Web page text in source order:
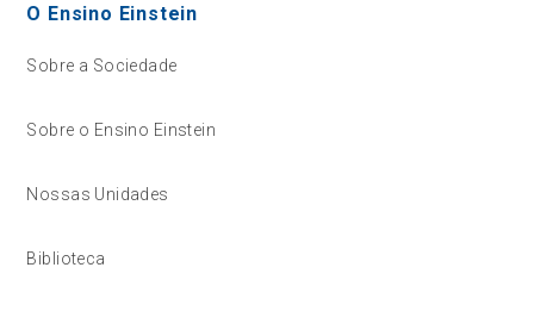
O Ensino Einstein
Sobre a Sociedade
Sobre o Ensino Einstein
Nossas Unidades
Biblioteca